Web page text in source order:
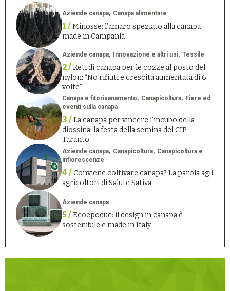
Aziende canapa Canapa alimentare
1 /Minosse: l’amaro speziato alla canapa
made in Campania
Aziende canapa Innovazione e altri usi Tessile
2 /Reti di canapa per le cozze al posto del
nylon: “No rifiuti e crescita aumentata di 6
volte”
Canapa e fitorisanamento Canapicoltura
Fiere ed
eventi sulla canapa
3 /La canapa per vincere l’incubo della
diossina: la festa della semina del CIP
Taranto
Aziende canapa Canapicoltura
Canapicoltura e
infiorescenze
4 /Conviene coltivare canapa? La parola agli
agricoltori di Salute Sativa
Aziende canapa
5 /Ecoepoque: il design in canapa è
sostenibile e made in Italy